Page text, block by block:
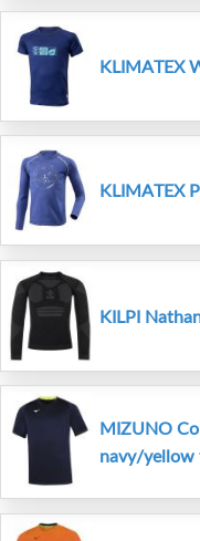
KLIMATEX
KLIMATEX
KILPI
MIZUNO
navy/yellow